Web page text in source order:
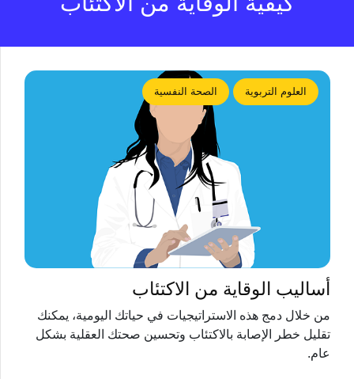
العلوم التربوية الصحة النفسية
أساليب الوقاية من الاكتئاب
من خلال دمج هذه الاستراتيجيات في حياتك اليومية، يمكنك
تقليل خطر الإصابة بالاكتئاب وتحسين صحتك العقلية بشكل
عام.